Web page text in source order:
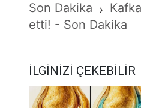
Son Dakika ›
etti! - Son Dakika